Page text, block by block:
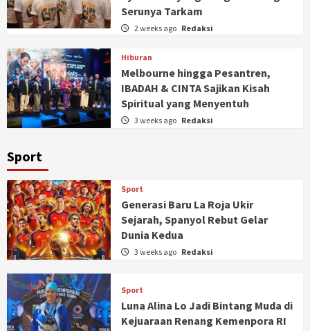
Serunya Tarkam
2 weeks ago Redaksi
Hiburan
Melbourne hingga Pesantren,
IBADAH & CINTA Sajikan Kisah
Spiritual yang Menyentuh
3 weeks ago Redaksi
Sport
Sport
Generasi Baru La Roja Ukir
Sejarah, Spanyol Rebut Gelar
Dunia Kedua
3 weeks ago Redaksi
Sport
Luna Alina Lo Jadi Bintang Muda di
Kejuaraan Renang Kemenpora RI